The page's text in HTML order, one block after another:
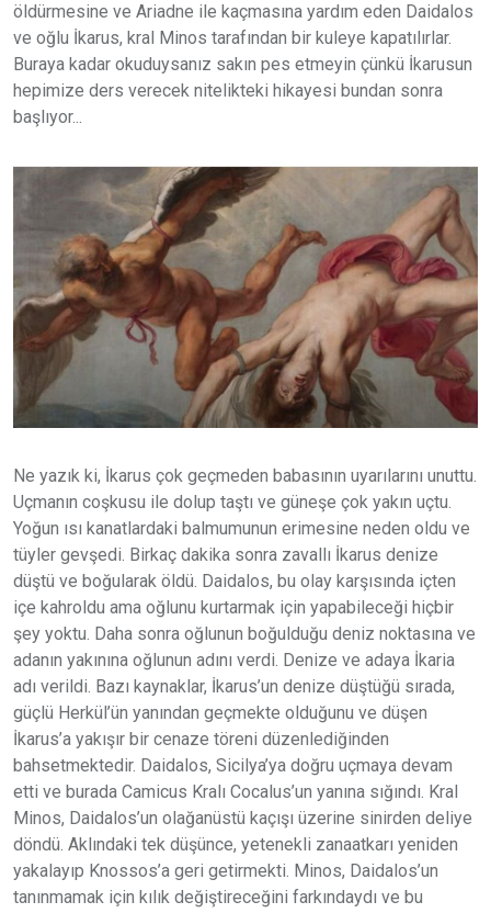
öldürmesine ve Ariadne ile kaçmasına yardım eden Daidalos
ve oğlu İkarus, kral Minos tarafından bir kuleye kapatılırlar.
Buraya kadar okuduysanız sakın pes etmeyin çünkü İkarusun
hepimize ders verecek nitelikteki hikayesi bundan sonra
başlıyor...
Ne yazık ki, İkarus çok geçmeden babasının uyarılarını unuttu.
Uçmanın coşkusu ile dolup taştı ve güneşe çok yakın uçtu.
Yoğun ısı kanatlardaki balmumunun erimesine neden oldu ve
tüyler gevşedi. Birkaç dakika sonra zavallı İkarus denize
düştü ve boğularak öldü. Daidalos, bu olay karşısında içten
içe kahroldu ama oğlunu kurtarmak için yapabileceği hiçbir
şey yoktu. Daha sonra oğlunun boğulduğu deniz noktasına ve
adanın yakınına oğlunun adını verdi. Denize ve adaya İkaria
adı verildi. Bazı kaynaklar, İkarus’un denize düştüğü sırada,
güçlü Herkül’ün yanından geçmekte olduğunu ve düşen
İkarus’a yakışır bir cenaze töreni düzenlediğinden
bahsetmektedir. Daidalos, Sicilya’ya doğru uçmaya devam
etti ve burada Camicus Kralı Cocalus’un yanına sığındı. Kral
Minos, Daidalos’un olağanüstü kaçışı üzerine sinirden deliye
döndü. Aklındaki tek düşünce, yetenekli zanaatkarı yeniden
yakalayıp Knossos’a geri getirmekti. Minos, Daidalos’un
tanınmamak için kılık değiştireceğini farkındaydı ve bu